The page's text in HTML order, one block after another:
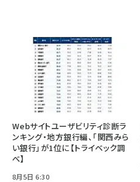
Webサイトユーザビリティ診断ラ
ンキング・地方銀行編、「関西みら
い銀行」が1位に【トライベック調
べ】
8月5日 6:30